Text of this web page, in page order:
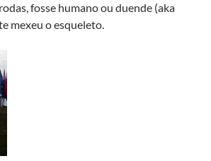
fosse humano ou duende (aka
mexeu o esqueleto.